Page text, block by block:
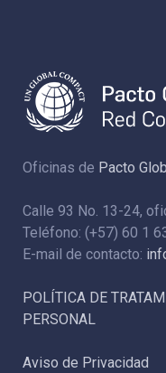
Oficinas de Pacto
Calle 93 No. 13-24,
Teléfono: (+57) 60 1
E-mail de contacto:
POLÍTICA DE
PERSONAL
Aviso de Privacidad